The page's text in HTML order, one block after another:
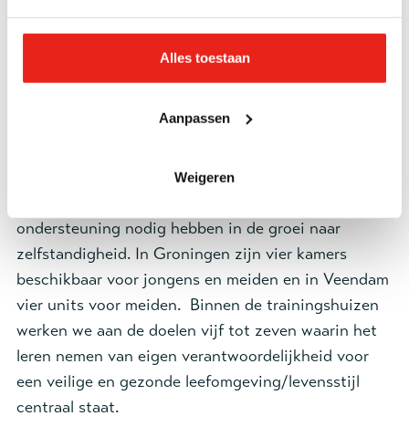
Alles toestaan
Aanpassen
Weigeren
altijd voorop.
De ​trainingshuizen zijn onderdeel van de
ondersteuning nodig hebben in de groei naar
zelfstandigheid. In Groningen zijn vier kamers
beschikbaar voor jongens en meiden en in Veendam
vier units voor meiden. Binnen de ​trainingshuizen
werken we aan de doelen vijf tot zeven waarin het
leren nemen van eigen verantwoordelijkheid voor
een veilige en gezonde leefomgeving/levensstijl
centraal staat.